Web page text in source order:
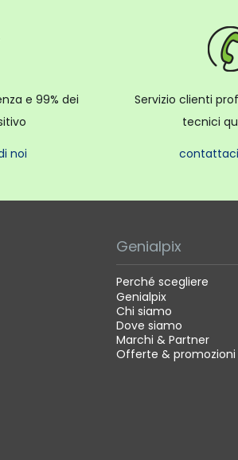
e 99% dei
noi
Servizio clienti
tecnici
Genialpix
Perché scegliere
Genialpix
Chi siamo
Dove siamo
Marchi & Partner
Offerte & promozioni